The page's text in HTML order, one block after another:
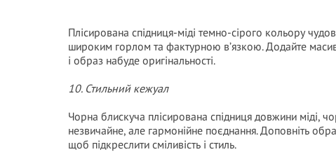
Плісирована спідниця-міді темно-сірого кольору
широким горлом та фактурною в’язкою. Додайте
і образ набуде оригінальності.
10. Стильний кежуал
Чорна блискуча плісирована спідниця довжини міді,
незвичайне, але гармонійне поєднання. Доповніть
щоб підкреслити сміливість і стиль.